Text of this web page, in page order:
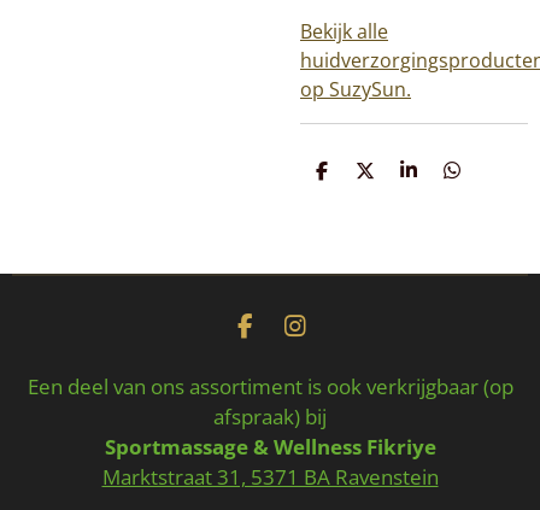
Bekijk alle
op SuzySun.
D
D
S
D
F
c
e
b
o
o
k
I
s
t
a
g
r
a
Een deel van ons assortiment is ook verkrijgbaar (op
afspraak) bij
Sportmassage & Wellness Fikriye
Marktstraat 31, 5371 BA Ravenstein